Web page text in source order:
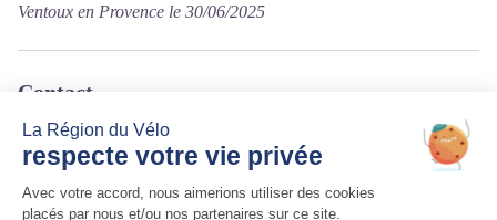
Ventoux en Provence le 30/06/2025
Contact
rue des granges
26170 Mollans-sur-Ouvèze
Tél. 04 75 27 78 59
Courriel: